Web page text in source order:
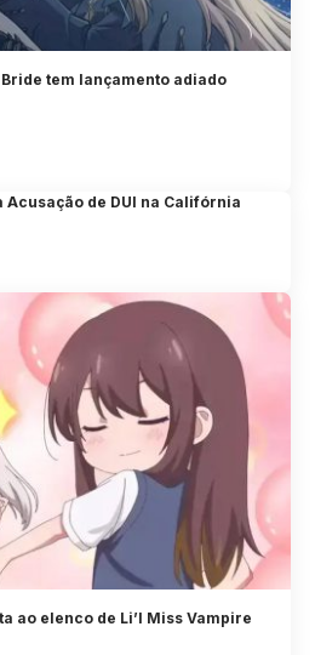
tem lançamento adiado
Acusação de DUI na Califórnia
ao elenco de Li’l Miss Vampire